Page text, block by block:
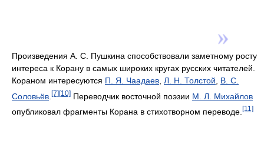
Произведения А. С. Пушкина способствовали заметному росту
интереса к Корану в самых широких кругах русских читателей.
Кораном интересуются П. Я. Чаадаев Л. Н. Толстой
В. С.
Соловьёв [7][10] Переводчик восточной поэзии М. Л. Михайлов
опубликовал фрагменты Корана в стихотворном переводе. [11]